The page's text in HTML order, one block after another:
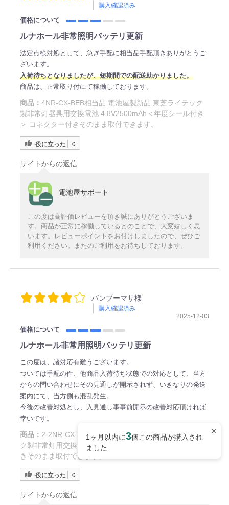
×
1ヶ月以内に3個この商品が購入され
ました
購入確認済み
価格について
ルナホール非常照明バッテリ更新
法定点検対処として、急ぎ手配に相当品手配頂きありがとうご
ざいます。
入荷待ちとなりましたが、短期間での配送助かりました。
商品は、正常取り付にて稼働しております。
商品： 4NR-CX-BEB相当品 電池屋製新品 東芝ライテック
製非常灯器具用交換電池 4.8V2500mAh＜年度シール付き
＞ コネクター付きそのまま取付できます。
役に立った 0
サイトからの返信
電池屋サポート
この度は高評価レビューを頂き誠にありがとうございま
す。商品が正常に稼働しているとのことで、大変嬉しく思
います。レビューポイントをお付けしましたので、ぜひご
利用ください。またのご利用をお待ちしております。
バンブーマサ様
購入確認済み
2025-12-03
価格について
ルナホール非常用照明バッテリ更新
この度は、諸対応有難うございます。
ついては手配の件、他商品入荷待ち状態での対応として、当方
からの問い合わせにその見通しが開示されず、いきなりの発送
案内にて、当方側も混乱発生。
今後の改善対処とし、入見通し事事前開示の改善対応頂ければ
幸いです。
商品： 2-2NR-CX-LEB相当品 電池屋製 新品 東芝ライテッ
ク製非常灯用交換電池 ＜年度シール付き＞ コネクター付
きそのまま取付できます。
役に立った 0
サイトからの返信